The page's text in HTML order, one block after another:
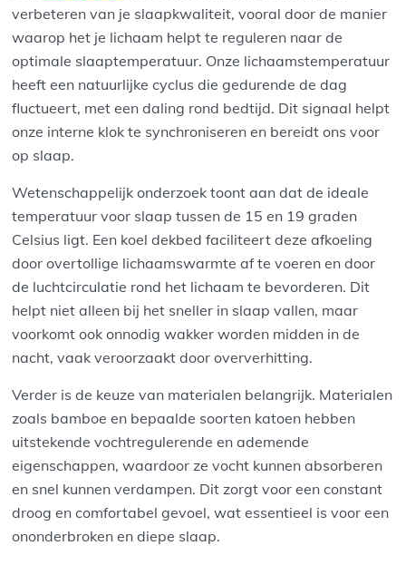
verbeteren van je slaapkwaliteit, vooral door de manier
waarop het je lichaam helpt te reguleren naar de
optimale slaaptemperatuur. Onze lichaamstemperatuur
heeft een natuurlijke cyclus die gedurende de dag
fluctueert, met een daling rond bedtijd. Dit signaal helpt
onze interne klok te synchroniseren en bereidt ons voor
op slaap.
Wetenschappelijk onderzoek toont aan dat de ideale
temperatuur voor slaap tussen de 15 en 19 graden
Celsius ligt. Een koel dekbed faciliteert deze afkoeling
door overtollige lichaamswarmte af te voeren en door
de luchtcirculatie rond het lichaam te bevorderen. Dit
helpt niet alleen bij het sneller in slaap vallen, maar
voorkomt ook onnodig wakker worden midden in de
nacht, vaak veroorzaakt door oververhitting.
Verder is de keuze van materialen belangrijk. Materialen
zoals bamboe en bepaalde soorten katoen hebben
uitstekende vochtregulerende en ademende
eigenschappen, waardoor ze vocht kunnen absorberen
en snel kunnen verdampen. Dit zorgt voor een constant
droog en comfortabel gevoel, wat essentieel is voor een
ononderbroken en diepe slaap.